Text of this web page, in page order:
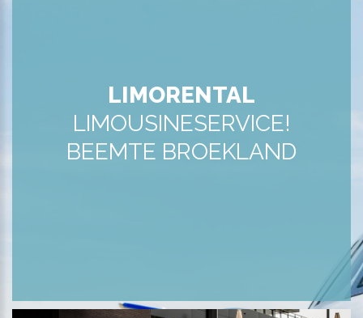
LIMORENTAL
LIMOUSINESERVICE!
BEEMTE BROEKLAND